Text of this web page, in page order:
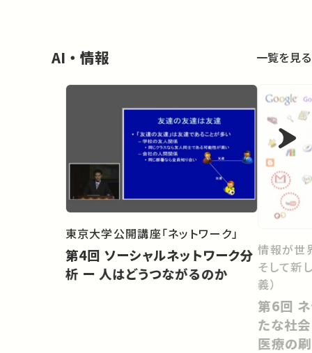
AI・情報 一覧を見る
東京大学公開講座「ネットワーク」
第4回 ソーシャルネットワーク分
析 ー 人はどうつながるのか
情報が世
そして新
義）
第6回 ネットワークを活用した新
たな社
医療の